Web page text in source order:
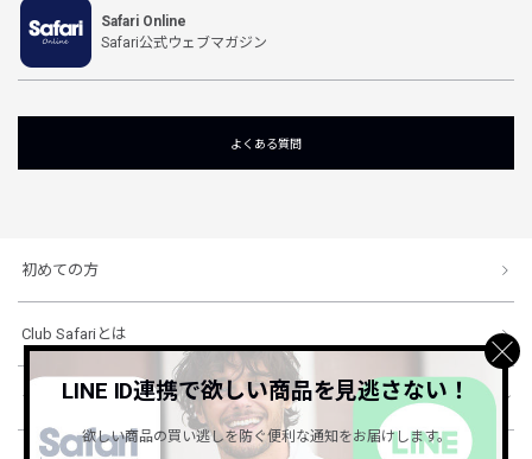
Safari Online
Safari公式ウェブマガジン
よくある質問
初めての方
Club Safariとは
ショッピングガイド
LINE ID連携で欲しい商品を見逃さない！
欲しい商品の買い逃しを防ぐ便利な通知をお届けします。